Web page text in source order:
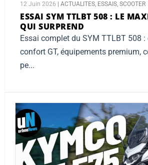
12 Juin 2026 ACTUALITES, ESSAIS, SCOOTER
ESSAI SYM TTLBT 508 : LE
QUI SURPREND
Essai complet du SYM TTLBT 508
confort GT, équipements premium,
pe...